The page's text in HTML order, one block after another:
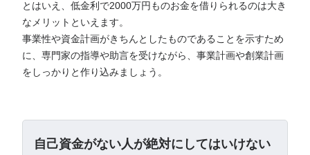
とはいえ、低金利で2000万円ものお金を借りられるのは大き
なメリットといえます。
事業性や資金計画がきちんとしたものであることを示すため
に、専門家の指導や助言を受けながら、事業計画や創業計画
をしっかりと作り込みましょう。
自己資金がない人が絶対にしてはいけない